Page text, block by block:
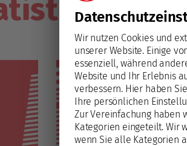
Wir nutzen Cookies und
unserer Website. Einige
essenziell, während
Website und Ihr Erlebnis
verbessern. Hier haben
Ihre persönlichen
Zur Vereinfachung haben
Kategorien eingeteilt. Wir
wenn Sie alle Kategorien